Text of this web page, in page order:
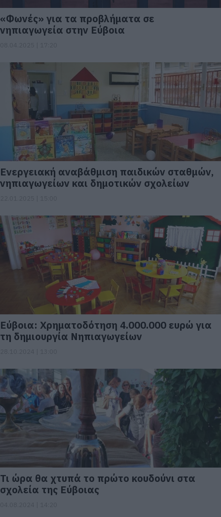
«Φωνές» για τα προβλήματα σε
νηπιαγωγεία στην Εύβοια
Ενεργειακή αναβάθμιση παιδικών σταθμών,
νηπιαγωγείων και δημοτικών σχολείων
Eύβοια: Χρηματοδότηση 4.000.000 ευρώ για
τη δημιουργία Νηπιαγωγείων
Τι ώρα θα χτυπά το πρώτο κουδούνι στα
σχολεία της Εύβοιας